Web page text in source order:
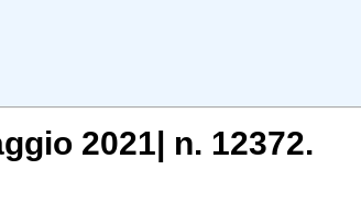
2021| n. 12372.